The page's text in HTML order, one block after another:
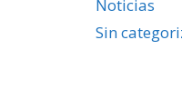
Noticias
Sin